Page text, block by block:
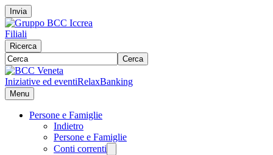
Invia
Filiali
Ricerca
Cerca
Iniziative ed eventiRelaxBanking
Menu
Persone e Famiglie
Indietro
Persone e Famiglie
Conti correnti